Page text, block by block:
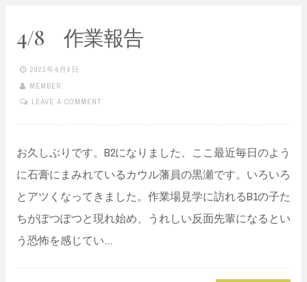
4/8 作業報告
2023年4月9日
MEMBER
LEAVE A COMMENT
お久しぶりです。B2になりました、ここ最近毎日のよう
に石膏にまみれているカウル藩員の黒瀬です。いろいろ
とアツくなってきました。作業場見学に訪れるB1の子た
ちがぽつぽつと現れ始め、うれしい反面先輩になるとい
う恐怖を感じてい…